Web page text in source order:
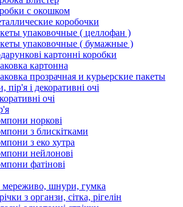
с окошком
коробочки
упаковочные ( целлофан )
упаковочные ( бумажные )
картонні коробки
картонна
прозрачная и курьерские пакеты
і декоративні очі
очі
норкові
з блискітками
з еко хутра
нейлонові
фатінові
мереживо, шнури, гумка
з органзи, сітка, рігелін